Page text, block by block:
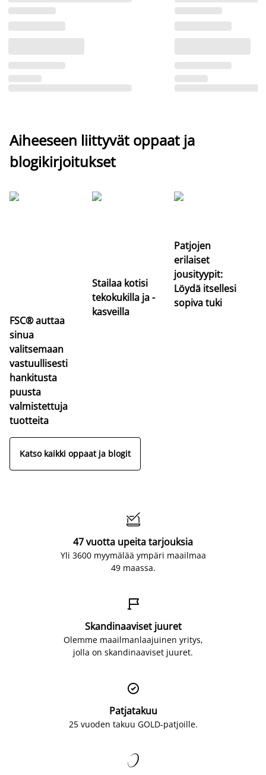
Aiheeseen liittyvät oppaat ja
blogikirjoitukset
FSC® auttaa
sinua
valitsemaan
vastuullisesti
hankitusta
puusta
valmistettuja
tuotteita
Stailaa kotisi
tekokukilla ja -
kasveilla
Patjojen
erilaiset
jousityypit:
Löydä itsellesi
sopiva tuki
Katso kaikki oppaat ja blogit

47 vuotta upeita tarjouksia
Yli 3600 myymälää ympäri maailmaa
49 maassa.

Skandinaaviset juuret
Olemme maailmanlaajuinen yritys,
jolla on skandinaaviset juuret.

Patjatakuu
25 vuoden takuu GOLD-patjoille.
